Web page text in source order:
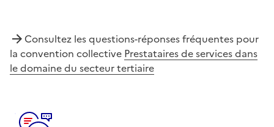
Consultez les questions-réponses fréquentes pour
la convention collective Prestataires de services dans
le domaine du secteur tertiaire